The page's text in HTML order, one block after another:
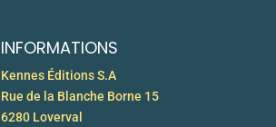
INFORMATIONS
Kennes Éditions S.A
Rue de la Blanche Borne 15
6280 Loverval